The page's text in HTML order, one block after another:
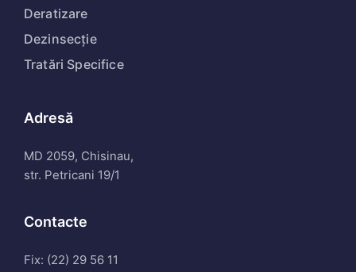
Deratizare
Dezinsecție
Tratări Specifice
Adresă
MD 2059, Chisinau,
str. Petricani 19/1
Contacte
Fix: (22) 29 56 11